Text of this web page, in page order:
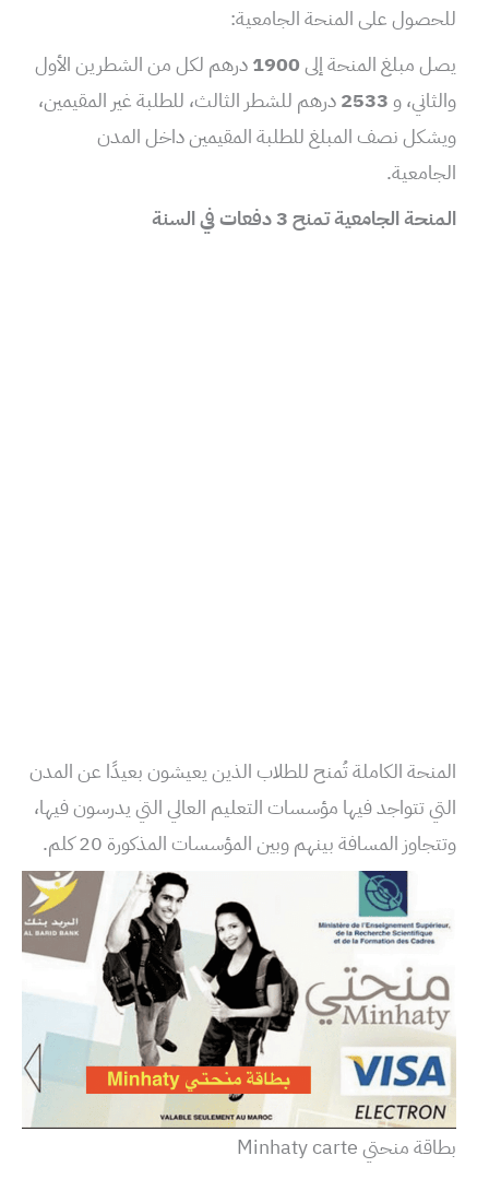
للحصول على المنحة الجامعية:
يصل مبلغ المنحة إلى1900درهم لكل من الشطرين الأول
والثاني، و 2533درهم للشطر الثالث، للطلبة غير المقيمين،
ويشكل نصف المبلغ للطلبة المقيمين داخل المدن
الجامعية.
المنحة الجامعية تمنح 3
دفعاتفي السنة
المنحة الكاملة تُمنح للطلاب الذين يعيشون بعيدًا عن المدن
التي تتواجد فيها مؤسسات التعليم العالي التي يدرسون فيها،
وتتجاوز المسافة بينهم وبين المؤسسات المذكورة 20 كلم.
بطاقة منحتي Minhaty carte